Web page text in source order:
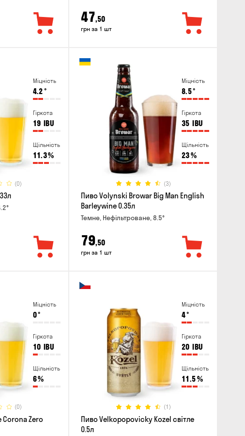
47,50
грн за 1 шт
Міцність
4.2°
Гіркота
19 IBU
Щільність
11.3%
(0)
Міцність
8.5°
Гіркота
35 IBU
Щільність
23%
(3)
Пиво Volynski Browar Big Man English
Barleywine 0.35л
Темне, Нефільтроване, 8.5°
79,50
грн за 1 шт
Міцність
0°
Гіркота
10 IBU
Щільність
6%
(0)
Corona Zero
Міцність
4°
Гіркота
20 IBU
Щільність
11.5%
(1)
Пиво Velkopopovicky Kozel світле
0.5л